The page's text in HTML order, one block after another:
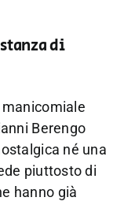
di
Berengo
né una
piuttosto di
hanno già